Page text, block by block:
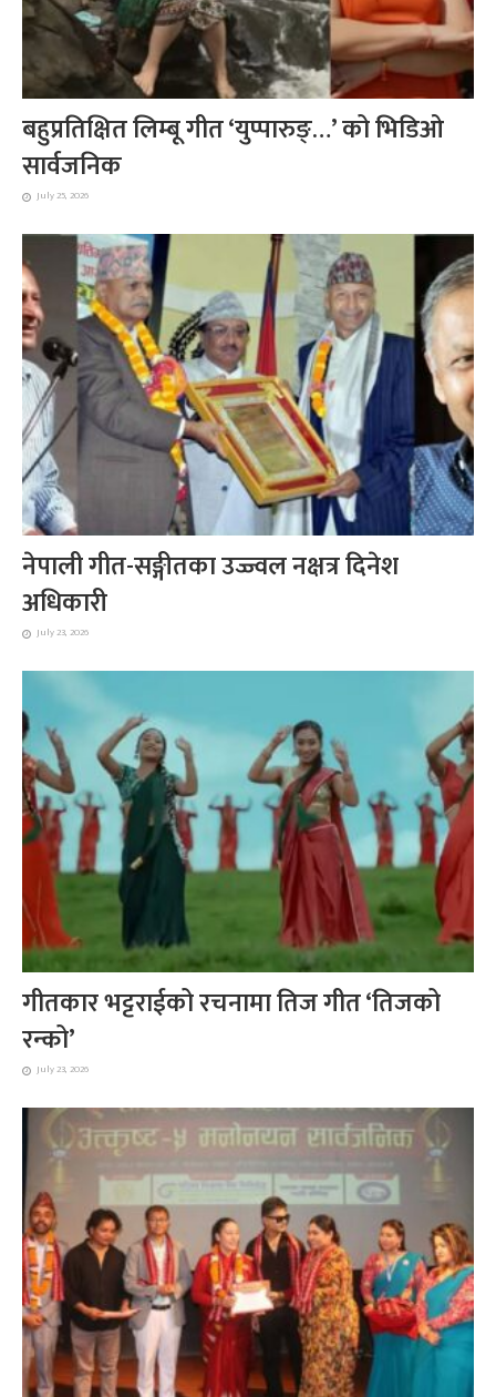
बहुप्रतिक्षित लिम्बू गीत ‘युप्पारुङ्…’ को भिडिओ
सार्वजनिक
July 25, 2026
नेपाली गीत-सङ्गीतका उज्ज्वल नक्षत्र दिनेश
अधिकारी
July 23, 2026
गीतकार भट्टराईको रचनामा तिज गीत ‘तिजको
रन्को’
July 23, 2026